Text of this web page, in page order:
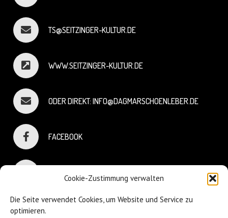
Cookie-Zustimmung verwalten
Die Seite verwendet Cookies, um Website und Service zu
optimieren.
TS@SEITZINGER-KULTUR.DE
WWW.SEITZINGER-KULTUR.DE
ODER DIREKT: INFO@DAGMARSCHOENLEBER.DE
FACEBOOK